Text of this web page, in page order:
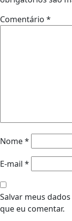
Comentário *
Nome*
E-mail *
Salvar meus
que eu comentar.